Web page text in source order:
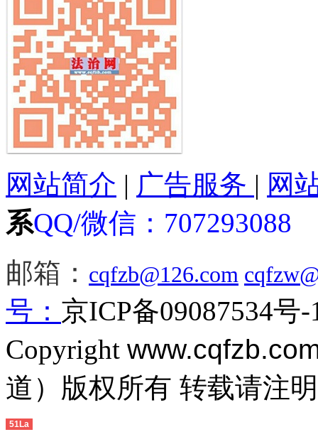
网站简介 | 广告服务 | 网
系QQ/微信： 707293088
邮箱： cqfzb@126.com
号： 京ICP备09087534号-
Copyright
道）版权所有 转载请注
51La